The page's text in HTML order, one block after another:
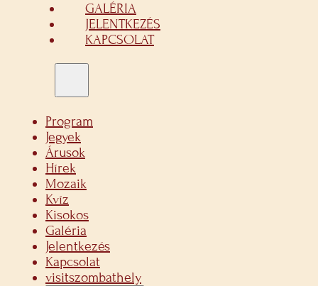
GALÉRIA
JELENTKEZÉS
KAPCSOLAT
Program
Jegyek
Árusok
Hírek
Mozaik
Kvíz
Kisokos
Galéria
Jelentkezés
Kapcsolat
visitszombathely